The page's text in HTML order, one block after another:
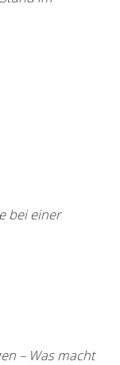
bei einer
– Was macht